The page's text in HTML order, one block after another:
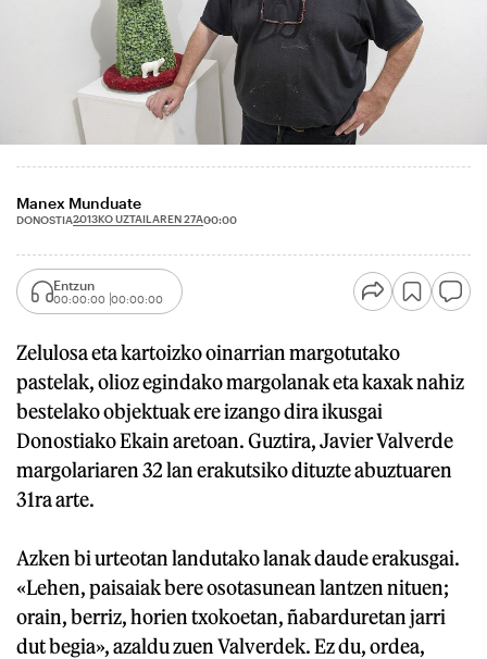
Manex Munduate
DONOSTIA2013KO UZTAILAREN 27A00:00
Entzun
00:00:00 00:00:00
Zelulosa eta kartoizko oinarrian margotutako
pastelak, olioz egindako margolanak eta kaxak nahiz
bestelako objektuak ere izango dira ikusgai
Donostiako Ekain aretoan. Guztira, Javier Valverde
margolariaren 32 lan erakutsiko dituzte abuztuaren
31ra arte.
Azken bi urteotan landutako lanak daude erakusgai.
«Lehen, paisaiak bere osotasunean lantzen nituen;
orain, berriz, horien txokoetan, ñabarduretan jarri
dut begia», azaldu zuen Valverdek. Ez du, ordea,